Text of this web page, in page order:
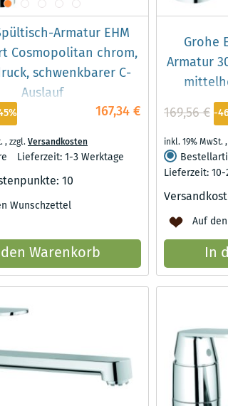
Armatur EHM
Cosmopolitan chrom,
schwenkbarer C-
Auslauf
167,34 €
,zzgl.Versandkosten
Lieferzeit: 1-3 Werktage
10
Wunschzettel
Warenkorb
Grohe
Armatur
169,56 € -
inkl. 19% MwSt.,
Lieferzeit:
Auf
In